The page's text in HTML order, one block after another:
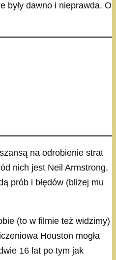
były dawno i nieprawda. O
na odrobienie strat
nich jest Neil Armstrong,
prób i błędów (bliżej mu
(to w filmie też widzimy)
Houston mogła
16 lat po tym jak